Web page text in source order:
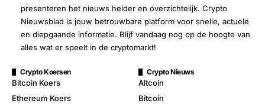
presenteren het nieuws helder en overzichtelijk. Crypto
Nieuwsblad is jouw betrouwbare platform voor snelle, actuele
en diepgaande informatie. Blijf vandaag nog op de hoogte van
alles wat er speelt in de cryptomarkt!
Crypto Koersen
Bitcoin Koers
Ethereum Koers
Crypto Nieuws
Altcoin
Bitcoin